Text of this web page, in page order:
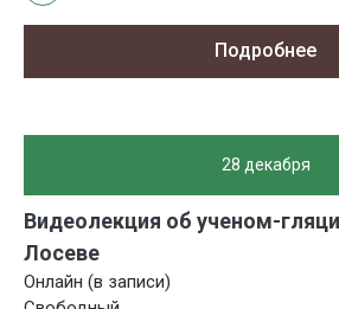
Подробнее
28 декабря
Видеолекция об ученом-
Лосеве
Онлайн (в записи)